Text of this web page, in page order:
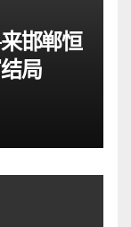
邯郸恒
局